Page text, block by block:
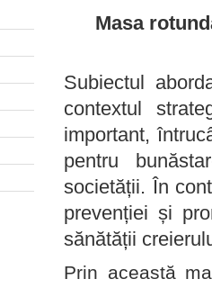
Masa
Subiectul
contextul
important,
pentru
societății. În
prevenției și
sănătății
Prin această